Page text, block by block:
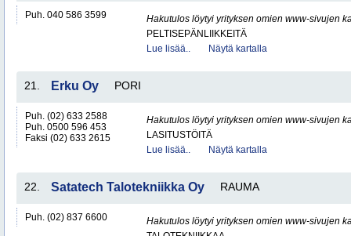
Puh. 040 586 3599
Hakutulos löytyi yrityksen omien www-sivujen
PELTISEPÄNLIIKKEITÄ
Lue lisää..
Näytä kartalla
21. Erku Oy PORI
Puh. (02) 633 2588
Puh. 0500 596 453
Faksi (02) 633 2615
Hakutulos löytyi yrityksen omien www-sivujen
LASITUSTÖITÄ
Lue lisää..
Näytä kartalla
22. Satatech Talotekniikka Oy RAUMA
Puh. (02) 837 6600
Hakutulos löytyi yrityksen omien www-sivujen